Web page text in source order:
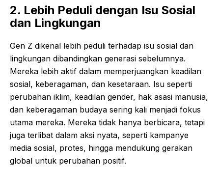
2. Lebih Peduli dengan Isu Sosial
dan Lingkungan
Gen Z dikenal lebih peduli terhadap isu sosial dan
lingkungan dibandingkan generasi sebelumnya.
Mereka lebih aktif dalam memperjuangkan keadilan
sosial, keberagaman, dan kesetaraan. Isu seperti
perubahan iklim, keadilan gender, hak asasi manusia,
dan keberagaman budaya sering kali menjadi fokus
utama mereka. Mereka tidak hanya berbicara, tetapi
juga terlibat dalam aksi nyata, seperti kampanye
media sosial, protes, hingga mendukung gerakan
global untuk perubahan positif.